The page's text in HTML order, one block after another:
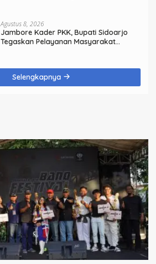
Agustus 8, 2026
Jambore Kader PKK, Bupati Sidoarjo
Tegaskan Pelayanan Masyarakat
Selengkapnya